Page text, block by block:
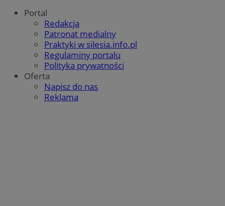
Portal
Redakcja
Patronat medialny
Praktyki w silesia.info.pl
Regulaminy portalu
Polityka prywatności
Oferta
Napisz do nas
Reklama